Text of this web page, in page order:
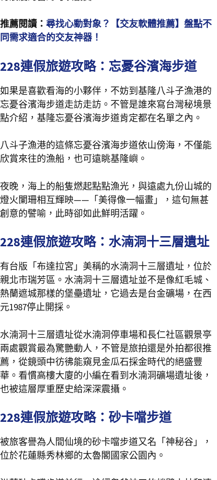
推薦閱讀： 尋找心動對象？【交友軟體推薦】盤點不
同需求適合的交友神器！
228連假旅遊攻略：忘憂谷濱海步道
如果是喜歡看海的小夥伴，不妨到基隆八斗子漁港的
忘憂谷濱海步道走訪走訪。不管是誰來寫台灣秘境景
點介紹，基隆忘憂谷濱海步道肯定都在名單之內。
八斗子漁港的這條忘憂谷濱海步道依山傍海，不僅能
欣賞來往的漁船，也可遠眺基隆嶼。
夜晚，海上的船隻燃起點點漁光，與遠處九份山城的
燈火闌珊相互輝映——「美得像一幅畫」，這句無甚
創意的譬喻，此時卻如此鮮明活躍。
228連假旅遊攻略：水湳洞十三層遺址
有台版「布達拉宮」美稱的水湳洞十三層遺址，位於
親北市瑞芳區。水湳洞十三層遺址並不是像紅毛城、
熱蘭遮城那樣的堡壘遺址，它過去是台金礦場，在西
元1987停止開採。
水湳洞十三層遺址從水湳洞停車場和長仁社區觀景亭
兩處觀賞最為驚艷動人，不管是旅拍還是外拍都很推
薦，從鏡頭中彷彿能窺見金瓜石採金時代的絕盛豐
華。看慣高樓大廈的小編在看到水湳洞礦場遺址後，
也被這層厚重歷史給深深震攝。
228連假旅遊攻略：砂卡噹步道
被旅客譽為人間仙境的砂卡噹步道又名「神秘谷」，
位於花蓮縣秀林鄉的太魯閣國家公園內。